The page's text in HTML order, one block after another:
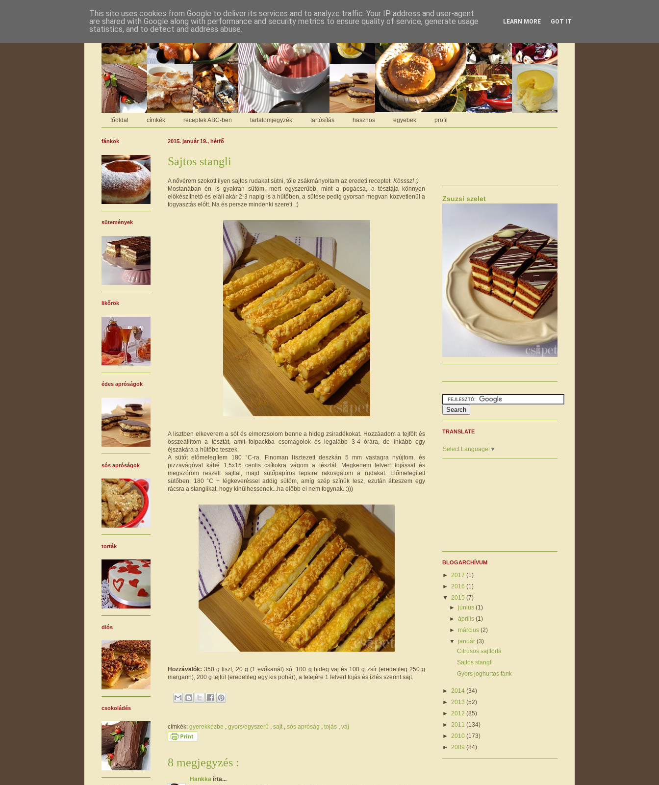
főoldal címkék receptek ABC-ben tartalomjegyzék tartósítás hasznos egyebek profil
2015. január 19., hétfő
Sajtos stangli
A nővérem szokott ilyen sajtos rudakat sütni, tőle zsákmányoltam az eredeti receptet. Kösssz! :)
Mostanában én is gyakran sütöm, mert egyszerűbb, mint a pogácsa, a tésztája könnyen
előkészíthető és eláll akár 2-3 napig is a hűtőben, a sütése pedig gyorsan megvan közvetlenül a
fogyasztás előtt. Na és persze mindenki szereti. ;)
A lisztben elkeverem a sót és elmorzsolom benne a hideg zsiradékokat. Hozzáadom a tejfölt és
összeállítom a tésztát, amit folpackba csomagolok és legalább 3-4 órára, de inkább egy
éjszakára a hűtőbe teszek.
A sütőt előmelegítem 180 °C-ra. Finoman lisztezett deszkán 5 mm vastagra nyújtom, és
pizzavágóval kábé 1,5x15 centis csíkokra vágom a tésztát. Megkenem felvert tojással és
megszórom reszelt sajttal, majd sütőpapíros tepsire rakosgatom a rudakat. Előmelegített
sütőben, 180 °C + légkeveréssel addig sütöm, amíg szép színük lesz, ezután átteszem egy
rácsra a stanglikat, hogy kihűlhessenek...ha előbb el nem fogynak. :)))
Hozzávalók: 350 g liszt, 20 g (1 evőkanál) só, 100 g hideg vaj és 100 g zsír (eredetileg 250 g
margarin), 200 g tejföl (eredetileg egy kis pohár), a tetejére 1 felvert tojás és ízlés szerint sajt.
címkék: gyerekkézbe gyors/egyszerű sajt sós apróság tojás vaj
8 megjegyzés :
Hankka írta...
fánkok
sütemények
likőrök
édes apróságok
sós apróságok
torták
diós
csokoládés
Zsuzsi szelet
TRANSLATE
Select Language ▼
BLOGARCHÍVUM
► 2017 (1)
► 2016 (1)
▼ 2015 (7)
►június(1)
►április(1)
►március(2)
▼január(3)
Citrusos sajttorta
Sajtos stangli
Gyors joghurtos fánk
► 2014 (34)
► 2013 (52)
► 2012 (85)
► 2011 (134)
► 2010 (173)
► 2009 (84)
This site uses cookies from Google to deliver its services and to analyze traffic. Your IP address and user-agent
are shared with Google along with performance and security metrics to ensure quality of service, generate usage
statistics, and to detect and address abuse.
LEARN MORE GOT IT